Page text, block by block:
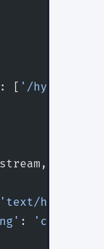
[
'/
{
'text/html;
:
'chunked'